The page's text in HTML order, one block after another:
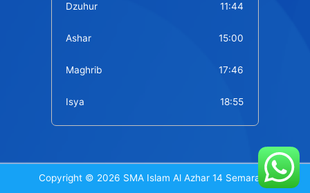
Dzuhur 11:44
Ashar 15:00
Maghrib 17:46
Isya 18:55
Copyright © 2026 SMA Islam Al Azhar 14 Semarang